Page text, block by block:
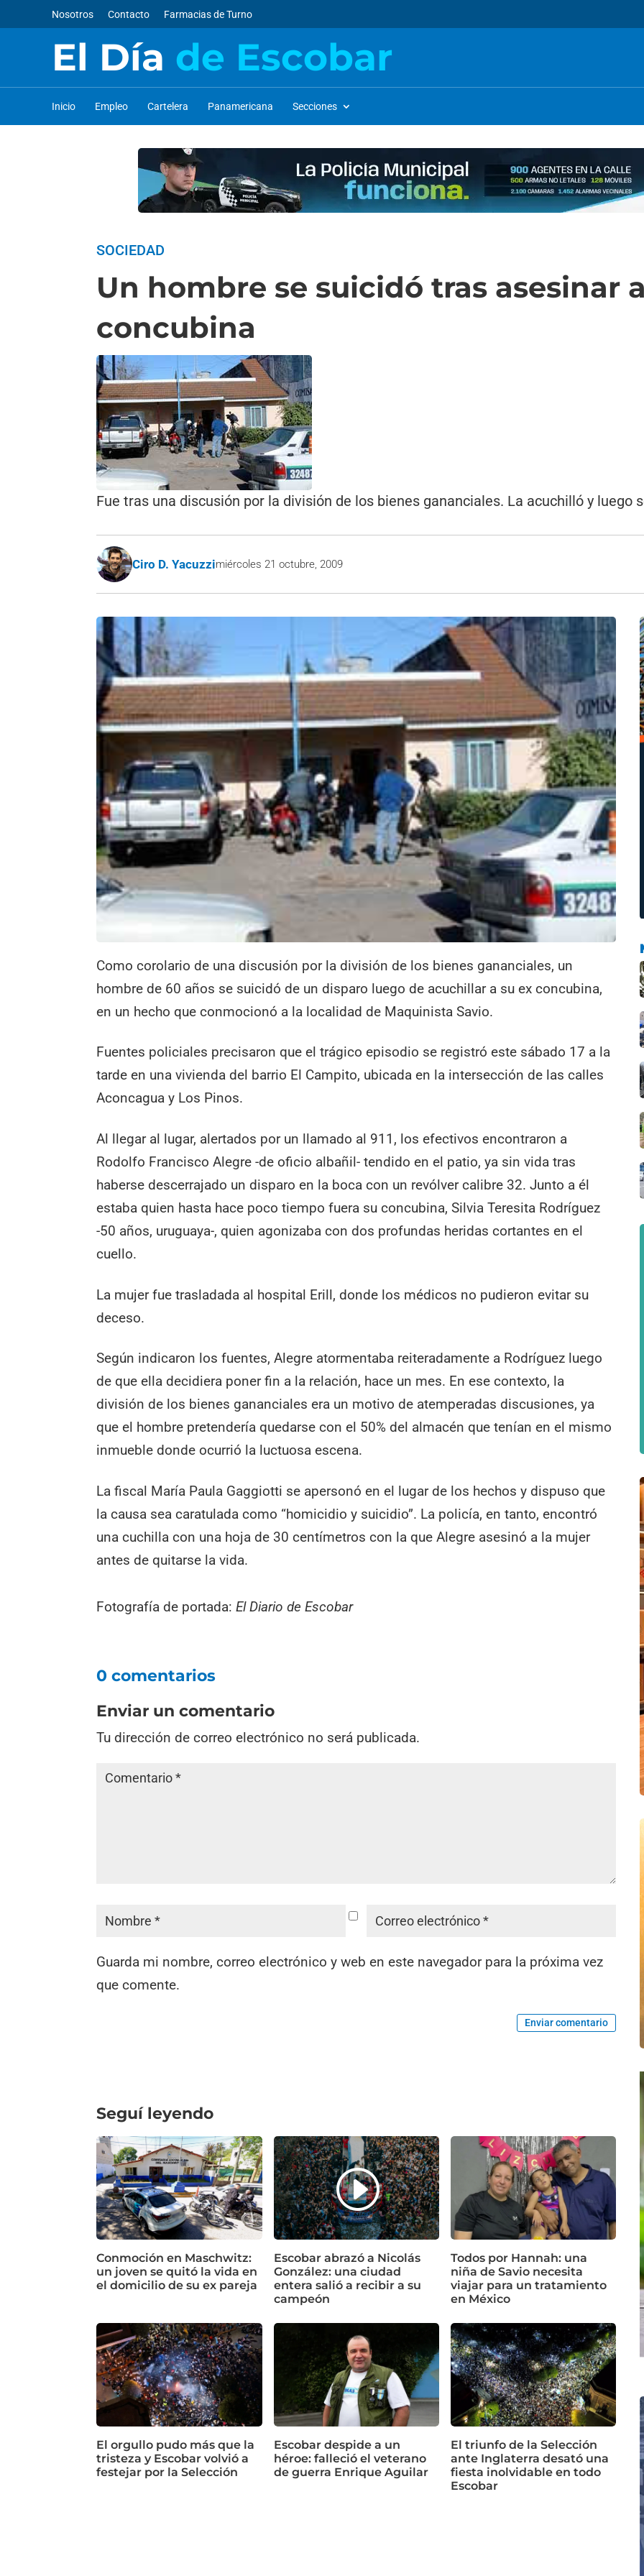
Nosotros Contacto Farmacias de Turno
El Día de Escobar
Inicio Empleo Cartelera Panamericana Secciones
SOCIEDAD
Un hombre se suicidó tras asesinar
concubina
Fue tras una discusión por la división de los bienes gananciales. La acuchilló y luego
Ciro D. Yacuzzimiércoles 21 octubre, 2009
Como corolario de una discusión por la división de los bienes gananciales, un
hombre de 60 años se suicidó de un disparo luego de acuchillar a su ex concubina,
en un hecho que conmocionó a la localidad de Maquinista Savio.
Fuentes policiales precisaron que el trágico episodio se registró este sábado 17 a la
tarde en una vivienda del barrio El Campito, ubicada en la intersección de las calles
Aconcagua y Los Pinos.
Al llegar al lugar, alertados por un llamado al 911, los efectivos encontraron a
Rodolfo Francisco Alegre -de oficio albañil- tendido en el patio, ya sin vida tras
haberse descerrajado un disparo en la boca con un revólver calibre 32. Junto a él
estaba quien hasta hace poco tiempo fuera su concubina, Silvia Teresita Rodríguez
-50 años, uruguaya-, quien agonizaba con dos profundas heridas cortantes en el
cuello.
La mujer fue trasladada al hospital Erill, donde los médicos no pudieron evitar su
deceso.
Según indicaron los fuentes, Alegre atormentaba reiteradamente a Rodríguez luego
de que ella decidiera poner fin a la relación, hace un mes. En ese contexto, la
división de los bienes gananciales era un motivo de atemperadas discusiones, ya
que el hombre pretendería quedarse con el 50% del almacén que tenían en el mismo
inmueble donde ocurrió la luctuosa escena.
La fiscal María Paula Gaggiotti se apersonó en el lugar de los hechos y dispuso que
la causa sea caratulada como “homicidio y suicidio”. La policía, en tanto, encontró
una cuchilla con una hoja de 30 centímetros con la que Alegre asesinó a la mujer
antes de quitarse la vida.
Fotografía de portada:El Diario de Escobar
0 comentarios
Enviar un comentario
Tu dirección de correo electrónico no será publicada.
Guarda mi nombre, correo electrónico y web en este navegador para la próxima vez
que comente.
Enviar comentario
Seguí leyendo
Conmoción en Maschwitz:
un joven se quitó la vida en
el domicilio de su ex pareja
Escobar abrazó a Nicolás
González: una ciudad
entera salió a recibir a su
campeón
Todos por Hannah: una
niña de Savio necesita
viajar para un tratamiento
en México
El orgullo pudo más que la
tristeza y Escobar volvió a
festejar por la Selección
Escobar despide a un
héroe: falleció el veterano
de guerra Enrique Aguilar
El triunfo de la Selección
ante Inglaterra desató una
fiesta inolvidable en todo
Escobar